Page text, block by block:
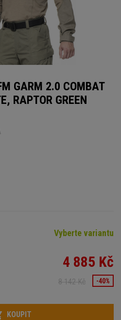
GARM 2.0 COMBAT
RAPTOR GREEN
Vyberte variantu
4 885 Kč
8 142 Kč -40%
KOUPIT